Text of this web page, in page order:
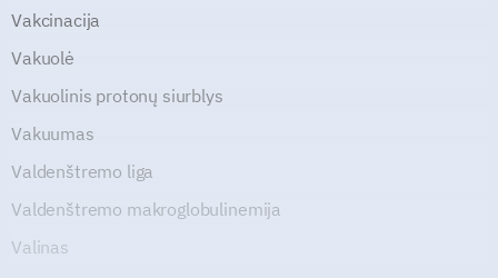
Vakcinacija
Vakuolė
Vakuolinis protonų siurblys
Vakuumas
Valdenštremo liga
Valdenštremo makroglobulinemija
Valinas